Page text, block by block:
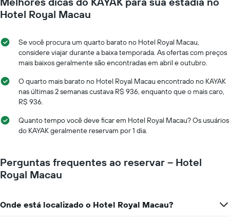
Hotel Royal Macau
Se você procura um quarto barato no Hotel Royal Macau,
considere viajar durante a baixa temporada. As ofertas com preços
mais baixos geralmente são encontradas em abril e outubro.
O quarto mais barato no Hotel Royal Macau encontrado no KAYAK
nas últimas 2 semanas custava R$ 936, enquanto que o mais caro,
R$ 936.
Quanto tempo você deve ficar em Hotel Royal Macau? Os usuários
do KAYAK geralmente reservam por 1 dia.
Perguntas frequentes ao reservar – Hotel
Royal Macau
Onde está localizado o Hotel Royal Macau?